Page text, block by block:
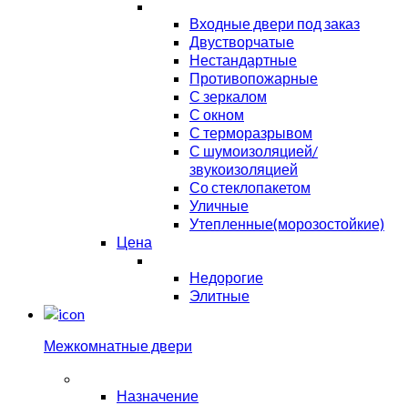
Входные двери под заказ
Двустворчатые
Нестандартные
Противопожарные
С зеркалом
С окном
С терморазрывом
С шумоизоляцией/
звукоизоляцией
Со стеклопакетом
Уличные
Утепленные(морозостойкие)
Цена
Недорогие
Элитные
Межкомнатные двери
Назначение